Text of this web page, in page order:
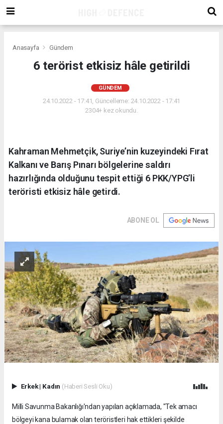
Anasayfa Gündem
6 terörist etkisiz hâle getirildi
GÜNDEM
24.10.2022 - 17:41, Güncelleme: 24.10.2022 - 17:41
2304+ kez okundu.
Kahraman Mehmetçik, Suriye’nin kuzeyindeki Fırat
Kalkanı ve Barış Pınarı bölgelerine saldırı
hazırlığında olduğunu tespit ettiği 6 PKK/YPG’li
teröristi etkisiz hâle getirdi.
ABONE OL
Erkek| Kadın (Haberi Sesli Oku)
Milli Savunma Bakanlığı'ndan yapılan açıklamada, "Tek amacı
bölgeyi kana bulamak olan teröristleri hak ettikleri şekilde